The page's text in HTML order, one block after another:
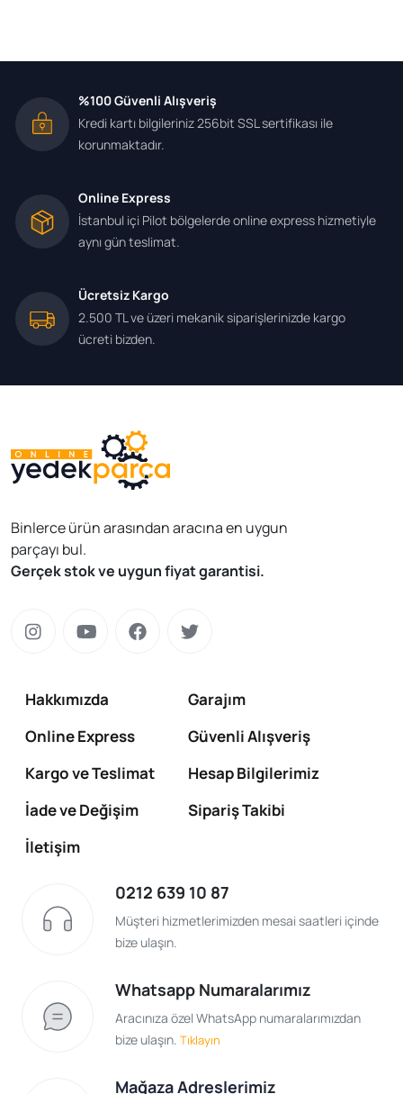
%100 Güvenli Alışveriş
Kredi kartı bilgileriniz 256bit SSL sertifikası ile
korunmaktadır.
Online Express
İstanbul içi Pilot bölgelerde online express hizmetiyle
aynı gün teslimat.
Ücretsiz Kargo
2.500 TL ve üzeri mekanik siparişlerinizde kargo
ücreti bizden.
Binlerce ürün arasından aracına en uygun
parçayı bul.
Gerçek stok ve uygun fiyat garantisi.
Hakkımızda
Garajım
Online Express
Güvenli Alışveriş
Kargo ve Teslimat
Hesap Bilgilerimiz
İade ve Değişim
Sipariş Takibi
İletişim
0212 639 10 87
Müşteri hizmetlerimizden mesai saatleri içinde
bize ulaşın.
Whatsapp Numaralarımız
Aracınıza özel WhatsApp numaralarımızdan
bize ulaşın. Tıklayın
Mağaza Adreslerimiz